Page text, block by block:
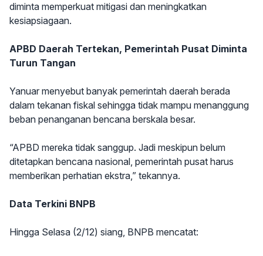
diminta memperkuat mitigasi dan meningkatkan
kesiapsiagaan.
APBD Daerah Tertekan, Pemerintah Pusat Diminta
Turun Tangan
Yanuar menyebut banyak pemerintah daerah berada
dalam tekanan fiskal sehingga tidak mampu menanggung
beban penanganan bencana berskala besar.
“APBD mereka tidak sanggup. Jadi meskipun belum
ditetapkan bencana nasional, pemerintah pusat harus
memberikan perhatian ekstra,” tekannya.
Data Terkini BNPB
Hingga Selasa (2/12) siang, BNPB mencatat: